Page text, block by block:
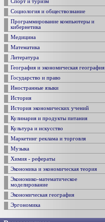
Спорт и туризм
Социология и обществознание
Программирование компьютеры и
кибернетика
Медицина
Математика
Литература
География и экономическая география
Государство и право
Иностранные языки
История
История экономических учений
Кулинария и продукты питания
Культура и искусство
Маркетинг реклама и торговля
Музыка
Химия - рефераты
Экономика и экономическая теория
Экономико-математическое
моделирование
Экономическая география
Эргономика